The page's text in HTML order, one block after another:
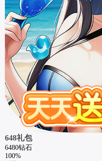
648礼包
6480钻石
100%